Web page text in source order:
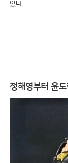
있다.
정해영부터 윤